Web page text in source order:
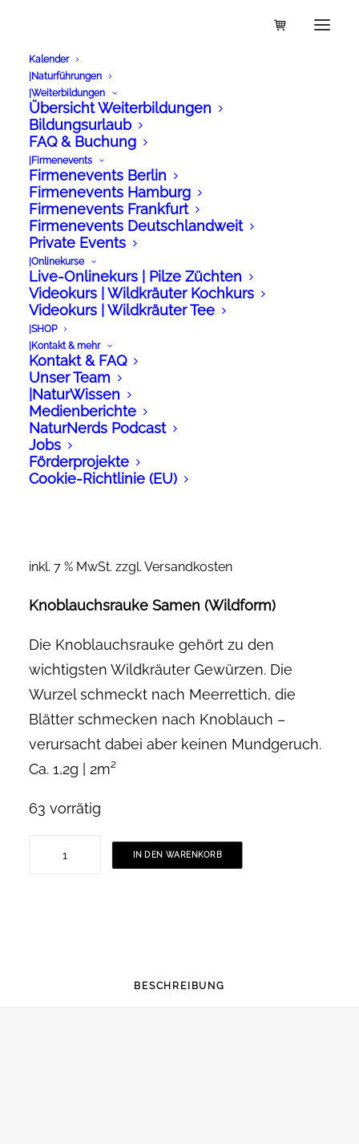
Kalender
|Naturführungen
|Weiterbildungen
Übersicht Weiterbildungen
Bildungsurlaub
FAQ & Buchung
|Firmenevents
Firmenevents Berlin
Firmenevents Hamburg
Firmenevents Frankfurt
Firmenevents Deutschlandweit
Private Events
|Onlinekurse
Live-Onlinekurs | Pilze Züchten
Videokurs | Wildkräuter Kochkurs
Videokurs | Wildkräuter Tee
|SHOP
|Kontakt & mehr
Kontakt & FAQ
Unser Team
|NaturWissen
Medienberichte
NaturNerds Podcast
Jobs
Förderprojekte
Cookie-Richtlinie (EU)
inkl. 7 % MwSt. zzgl. Versandkosten
Knoblauchsrauke Samen (Wildform)
Die Knoblauchsrauke gehört zu den
wichtigsten Wildkräuter Gewürzen. Die
Wurzel schmeckt nach Meerrettich, die
Blätter schmecken nach Knoblauch –
verursacht dabei aber keinen Mundgeruch.
Ca. 1,2g | 2m²
63 vorrätig
KnoblauchsraukeIN DEN WARENKORB
BESCHREIBUNG